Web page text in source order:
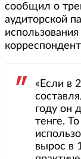
сообщил о
аудиторской
«Если в
году он
тенге.
вырос в